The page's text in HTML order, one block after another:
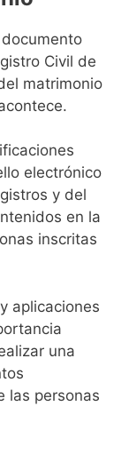
Civil de
matrimonio
electrónico
y del
en la
inscritas
aplicaciones
una
las personas